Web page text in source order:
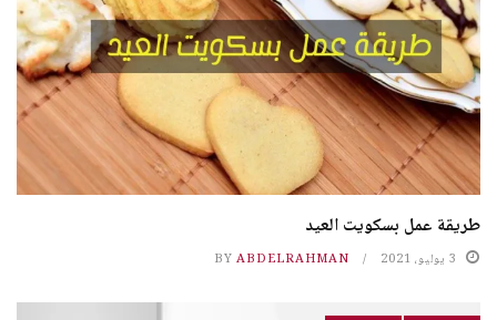
طريقة عمل بسكويت العيد
3 يوليو، 2021 BY ABDELRAHMAN